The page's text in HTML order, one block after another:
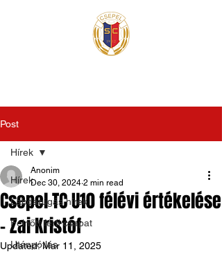
Post
Hírek
Labdarúgás hírek
Felnőtt férfi csapat
Utánpótlás
Hírek
Csepel TC U10 félévi értékelése
- Zai Kristóf
Anonim
Dec 30, 2024 2 min read
Updated:Mar 11, 2025